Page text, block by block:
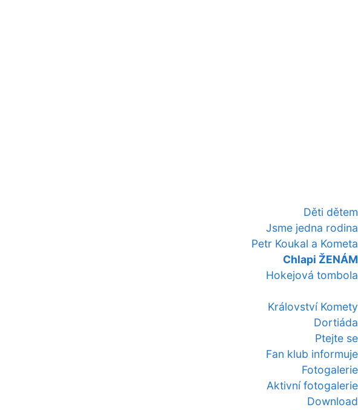
Děti dětem
Jsme jedna rodina
Petr Koukal a Kometa
Chlapi ŽENÁM
Hokejová tombola
Království Komety
Dortiáda
Ptejte se
Fan klub informuje
Fotogalerie
Aktivní fotogalerie
Download